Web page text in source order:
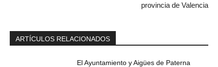
provincia de Valencia
ARTÍCULOS RELACIONADOS
El Ayuntamiento y Aigües de Paterna